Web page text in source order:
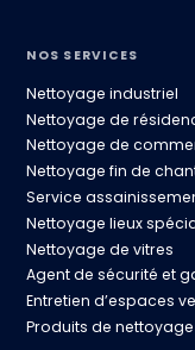
NOS SERVICES
Nettoyage industriel
Nettoyage de
Nettoyage de
Nettoyage fin de
Service
Nettoyage lieux
Nettoyage de vitres
Agent de sécurité et
Entretien d’espaces
Produits de nettoyage